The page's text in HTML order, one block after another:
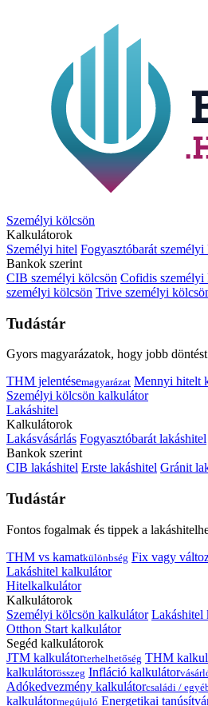
Személyi kölcsön
Kalkulátorok
Személyi hitel Fogyasztóbarát személyi
Bankok szerint
CIB személyi kölcsön Cofidis személyi
személyi kölcsön Trive személyi
Tudástár
Gyors magyarázatok, hogy jobb
THM jelentésemagyarázat Mennyi hitelt
Személyi kölcsön kalkulátor
Lakáshitel
Kalkulátorok
Lakásvásárlás Fogyasztóbarát lakáshitel
Bankok szerint
CIB lakáshitel Erste lakáshitel Gránit
Tudástár
Fontos fogalmak és tippek a
THM vs kamatkülönbség Fix vagy
Lakáshitel kalkulátor
Hitelkalkulátor
Kalkulátorok
Személyi kölcsön kalkulátor Lakáshitel
Otthon Start kalkulátor
Segéd kalkulátorok
JTM kalkulátorterhelhetőség THM
kalkulátorösszeg Infláció kalkulátor
Adókedvezmény kalkulátorcsaládi /
kalkulátormegújuló Energetikai